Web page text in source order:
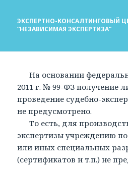
ЭКСПЕРТНО-КОНСАЛТИНГОВЫЙ
“НЕЗАВИСИМАЯ ЭКСПЕРТИЗА”
На основании
2011 г. № 99-ФЗ получение
проведение судебно-
не предусмотрено.
То есть, для
экспертизы учреждению
или иных специальных
(сертификатов и т.п.) не